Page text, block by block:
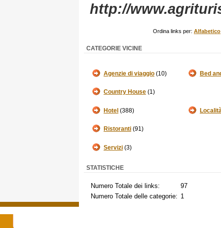
http://
Ordina links per: Alfabetico
CATEGORIE VICINE
Agenzie di viaggio (10) Bed
Country House (1)
Hotel (388)
Ristoranti (91)
Servizi (3)
STATISTICHE
Numero Totale dei links:
97
Numero Totale delle categorie: 1